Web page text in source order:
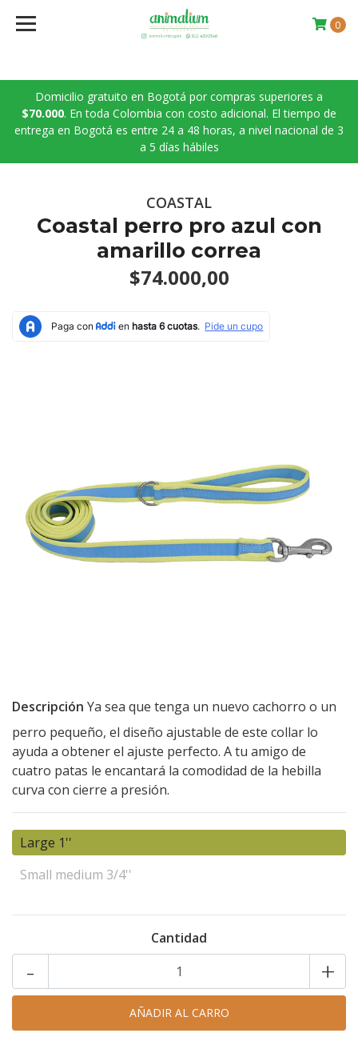
Domicilio gratuito en Bogotá por compras superiores a
$70.000. En toda Colombia con costo adicional. El tiempo de
entrega en Bogotá es entre 24 a 48 horas, a nivel nacional de 3
a 5 días hábiles
0
COASTAL
Coastal perro pro azul con
amarillo correa
$74.000,00
Descripción Ya sea que tenga un nuevo cachorro o un
perro pequeño, el diseño ajustable de este collar lo
ayuda a obtener el ajuste perfecto. A tu amigo de
cuatro patas le encantará la comodidad de la hebilla
curva con cierre a presión.
Large 1''
Small medium 3/4''
Cantidad
- +